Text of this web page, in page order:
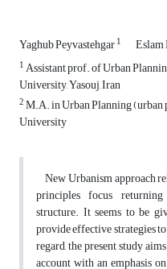
Yaghub Peyvastehgar1
1Assistant prof. of Urban
University, Yasouj, Iran
2M.A. in Urban Planning (urban
University
New Urbanism approach
principles focus
structure. It seems to be
provide effective strategies
regard, the present study
account with an emphasis